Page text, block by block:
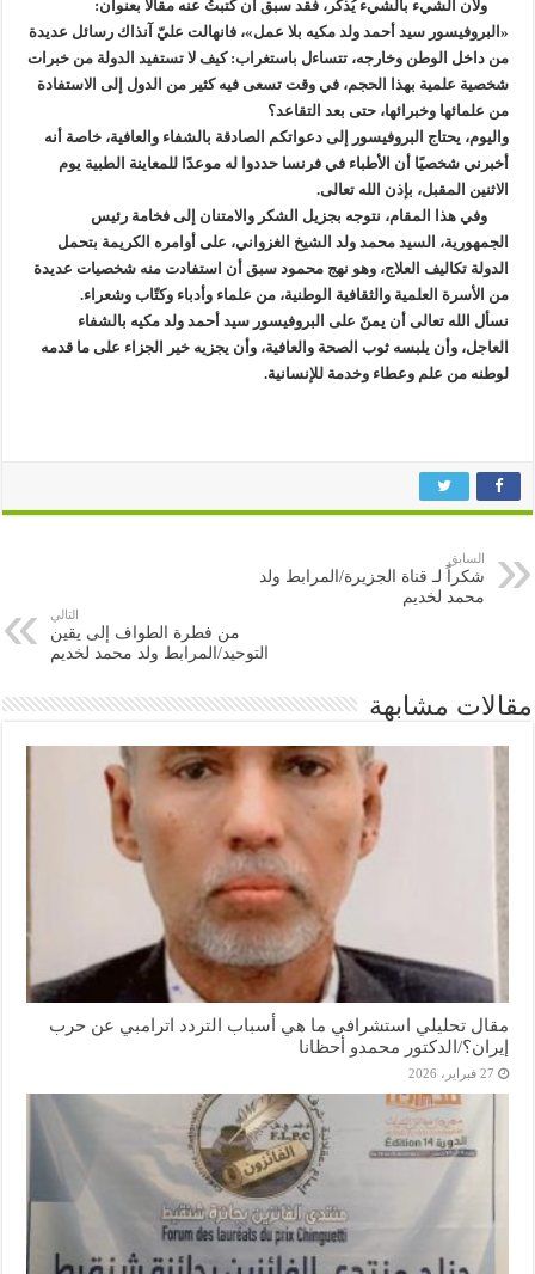
ولأن الشيء بالشيء يُذكر، فقد سبق أن كتبتُ عنه مقالًا بعنوان:
«البروفيسور سيد أحمد ولد مكيه بلا عمل»، فانهالت عليّ آنذاك رسائل عديدة
من داخل الوطن وخارجه، تتساءل باستغراب: كيف لا تستفيد الدولة من خبرات
شخصية علمية بهذا الحجم، في وقت تسعى فيه كثير من الدول إلى الاستفادة
من علمائها وخبرائها، حتى بعد التقاعد؟
واليوم، يحتاج البروفيسور إلى دعواتكم الصادقة بالشفاء والعافية، خاصة أنه
أخبرني شخصيًا أن الأطباء في فرنسا حددوا له موعدًا للمعاينة الطبية يوم
الاثنين المقبل، بإذن الله تعالى.
وفي هذا المقام، نتوجه بجزيل الشكر والامتنان إلى فخامة رئيس
الجمهورية، السيد محمد ولد الشيخ الغزواني، على أوامره الكريمة بتحمل
الدولة تكاليف العلاج، وهو نهج محمود سبق أن استفادت منه شخصيات عديدة
من الأسرة العلمية والثقافية الوطنية، من علماء وأدباء وكتّاب وشعراء.
نسأل الله تعالى أن يمنّ على البروفيسور سيد أحمد ولد مكيه بالشفاء
العاجل، وأن يلبسه ثوب الصحة والعافية، وأن يجزيه خير الجزاء على ما قدمه
لوطنه من علم وعطاء وخدمة للإنسانية.
السابق
شكراً لـ قناة الجزيرة/المرابط ولد
محمد لخديم
التالي
من فطرة الطواف إلى يقين
التوحيد/المرابط ولد محمد لخديم
مقالات مشابهة
مقال تحليلي استشرافي ما هي أسباب التردد اترامبي عن حرب
إيران؟/الدكتور محمدو أحظانا
27 فبراير، 2026